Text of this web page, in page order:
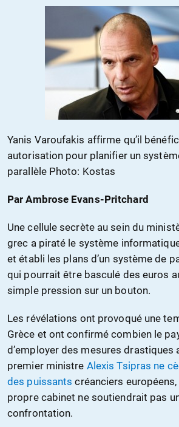
Yanis Varoufakis affirme qu’il
autorisation pour planifier un
parallèle Photo: Kostas
Par Ambrose Evans-Pritchard
Une cellule secrète au sein du
grec a piraté le système
et établi les plans d’un système de
qui pourrait être basculé des euros
simple pression sur un bouton.
Les révélations ont provoqué une
Grèce et ont confirmé combien le
d’employer des mesures drastiques
premier ministre Alexis Tsipras ne
des puissants créanciers
propre cabinet ne soutiendrait pas
confrontation.